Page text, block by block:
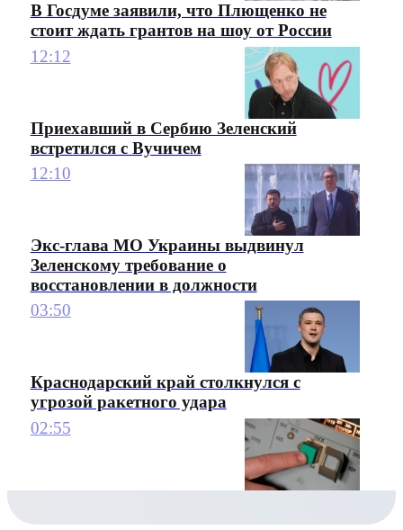
В Госдуме заявили, что Плющенко не
стоит ждать грантов на шоу от России
12:12
Приехавший в Сербию Зеленский
встретился с Вучичем
12:10
Экс-глава МО Украины выдвинул
Зеленскому требование о
восстановлении в должности
03:50
Краснодарский край столкнулся с
угрозой ракетного удара
02:55